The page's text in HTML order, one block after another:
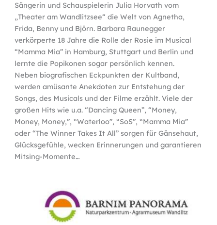
Sängerin und Schauspielerin Julia Horvath vom
„Theater am Wandlitzsee“ die Welt von Agnetha,
Frida, Benny und Björn. Barbara Raunegger
verkörperte 18 Jahre die Rolle der Rosie im Musical
“Mamma Mia” in Hamburg, Stuttgart und Berlin und
lernte die Popikonen sogar persönlich kennen.
Neben biografischen Eckpunkten der Kultband,
werden amüsante Anekdoten zur Entstehung der
Songs, des Musicals und der Filme erzählt. Viele der
großen Hits wie u.a. “Dancing Queen”, “Money,
Money, Money,”, “Waterloo”, “SoS”, “Mamma Mia”
oder “The Winner Takes It All” sorgen für Gänsehaut,
Glücksgefühle, wecken Erinnerungen und garantieren
Mitsing-Momente…